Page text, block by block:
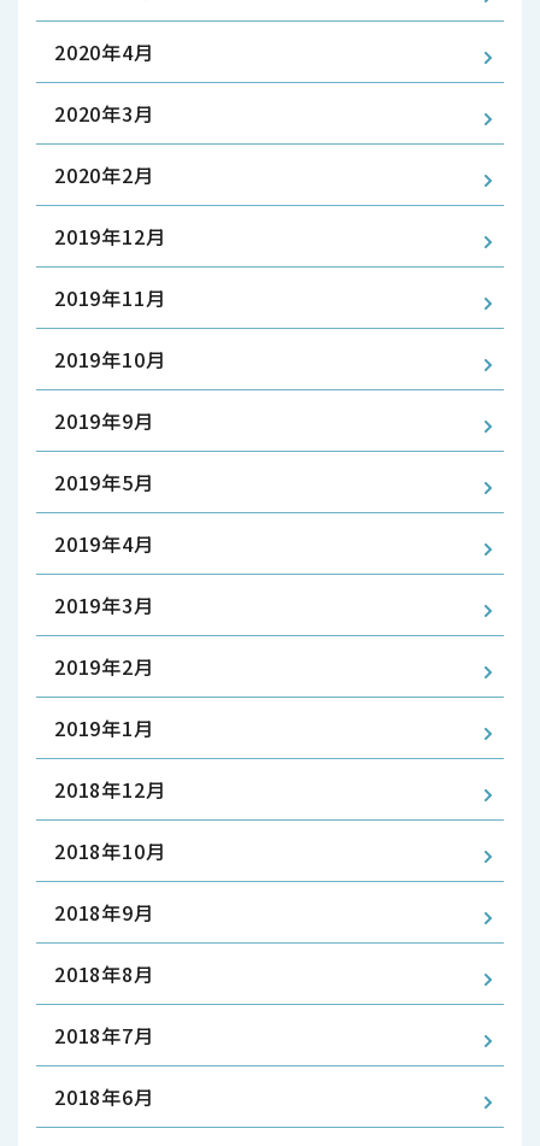
2020年4月
2020年3月
2020年2月
2019年12月
2019年11月
2019年10月
2019年9月
2019年5月
2019年4月
2019年3月
2019年2月
2019年1月
2018年12月
2018年10月
2018年9月
2018年8月
2018年7月
2018年6月